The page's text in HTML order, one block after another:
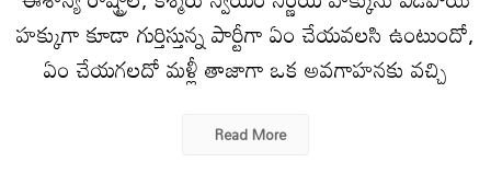
హక్కుగా కూడా గుర్తిస్తున్న పార్టీగా ఏం చేయవలసి ఉంటుందో,
ఏం చేయగలదో మళ్లీ తాజాగా ఒక అవగాహనకు వచ్చి
Read More